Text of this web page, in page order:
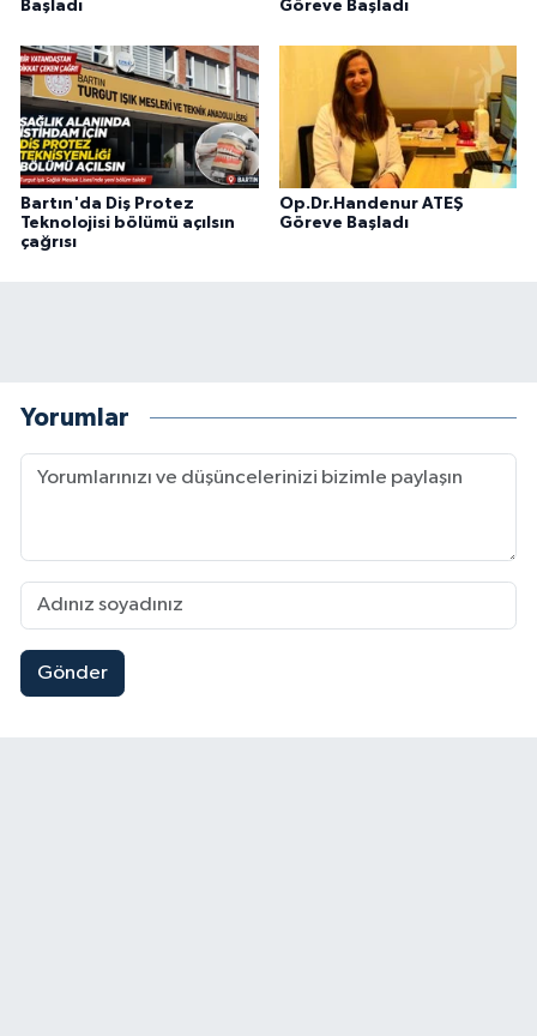
Başladı Göreve Başladı
Bartın'da Diş Protez
Teknolojisi bölümü açılsın
çağrısı
Op.Dr.Handenur ATEŞ
Göreve Başladı
Yorumlar
Gönder